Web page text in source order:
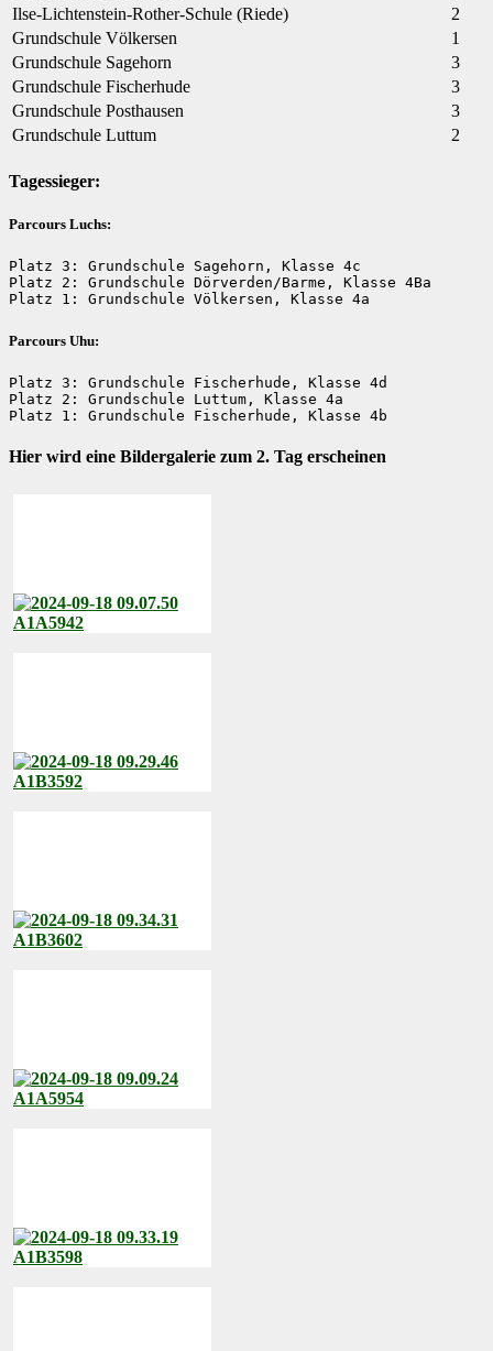
Ilse-Lichtenstein-Rother-Schule (Riede)
2
Grundschule Völkersen
1
Grundschule Sagehorn
3
Grundschule Fischerhude
3
Grundschule Posthausen
3
Grundschule Luttum
2
Tagessieger:
Parcours Luchs:
Platz 3: Grundschule Sagehorn, Klasse 4c
Platz 2: Grundschule Dörverden/Barme, Klasse 4Ba
Platz 1: Grundschule Völkersen, Klasse 4a
Parcours Uhu:
Platz 3: Grundschule Fischerhude, Klasse 4d
Platz 2: Grundschule Luttum, Klasse 4a
Platz 1: Grundschule Fischerhude, Klasse 4b
Hier wird eine Bildergalerie zum 2. Tag erscheinen